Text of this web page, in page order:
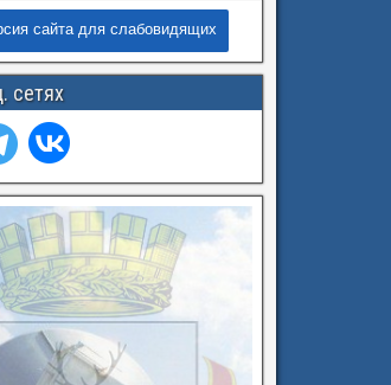
сайта для слабовидящих
сетях